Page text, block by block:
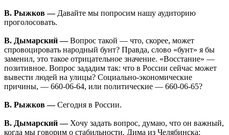
В. Рыжков —Давайте мы попросим нашу аудиторию
проголосовать.
В. Дымарский —Вопрос такой — что, скорее, может
спровоцировать народный бунт? Правда, слово «бунт» я бы
заменил, это такое отрицательное значение. «Восстание» —
позитивное. Вопрос зададим так: что в России сейчас может
вывести людей на улицы? Социально-экономические
причины, — 660-06-64, или политические — 660-06-65?
В. Рыжков —Сегодня в России.
В. Дымарский —Хочу задать вопрос, думаю, что он важный,
когда мы говорим о стабильности. Дима из Челябинска: